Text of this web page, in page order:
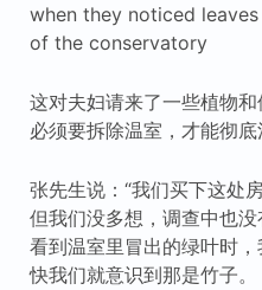
when they noticed
of the conservatory
这对夫妇请来了一些植物
必须要拆除温室，才能彻底
张先生说：“我们买下这处
但我们没多想，调查中也
看到温室里冒出的绿叶时
快我们就意识到那是竹子。